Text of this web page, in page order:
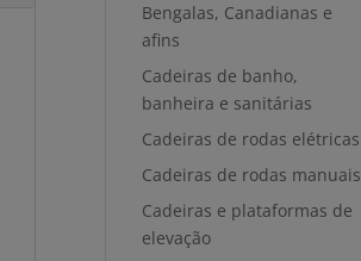
Bengalas, Canadianas e
afins
Cadeiras de banho,
banheira e sanitárias
Cadeiras de rodas elétricas
Cadeiras de rodas manuais
Cadeiras e plataformas de
elevação